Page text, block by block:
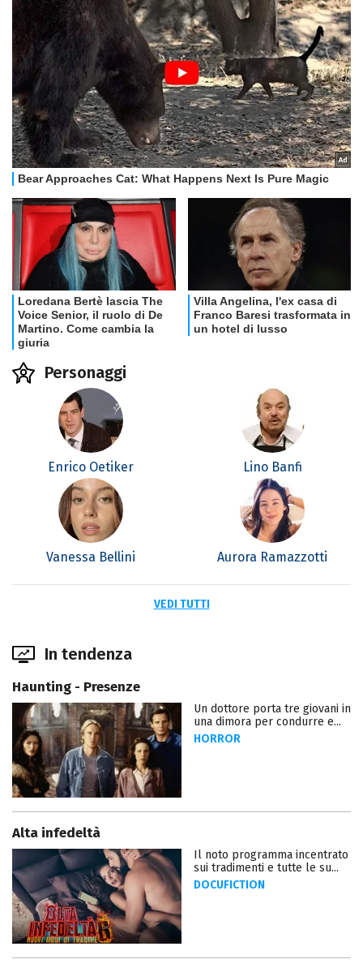
Personaggi
Enrico Oetiker Lino Banfi
Vanessa Bellini Aurora Ramazzotti
VEDI TUTTI
In tendenza
Haunting - Presenze
Un dottore porta tre giovani in
una dimora per condurre e...
HORROR
Alta infedeltà
Il noto programma incentrato
sui tradimenti e tutte le su...
DOCUFICTION